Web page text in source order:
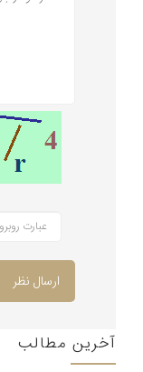
ارسال نظر
آخرین مطالب